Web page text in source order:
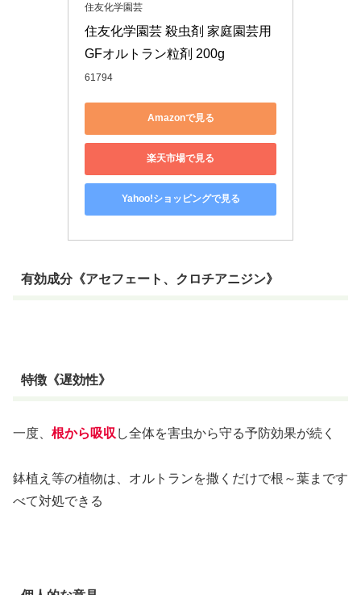
住友化学園芸
住友化学園芸 殺虫剤 家庭園芸用
GFオルトラン粒剤 200g
61794
Amazonで見る
楽天市場で見る
Yahoo!ショッピングで見る
有効成分《アセフェート、クロチアニジン》
特徴《遅効性》
一度、 根から吸収 し全体を害虫から守る予防効果が続く
鉢植え等の植物は、オルトランを撒くだけで根～葉まです
べて対処できる